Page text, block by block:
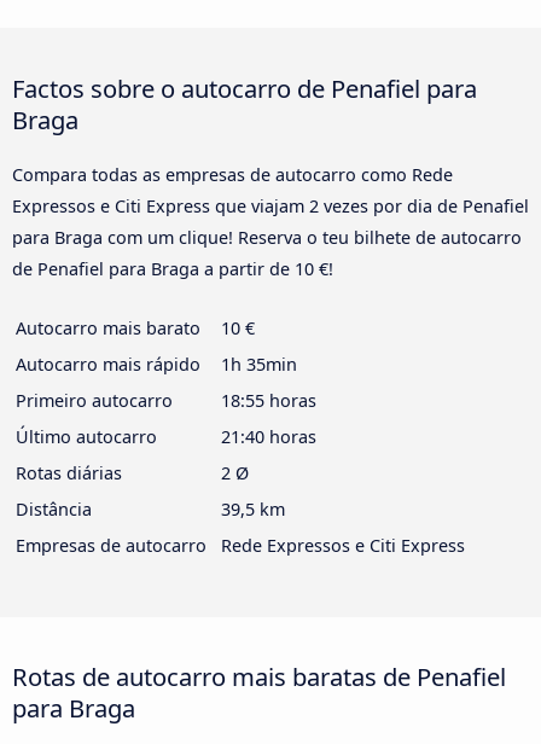
Factos sobre o autocarro de Penafiel para
Braga
Compara todas as empresas de autocarro como Rede
Expressos e Citi Express que viajam 2 vezes por dia de Penafiel
para Braga com um clique! Reserva o teu bilhete de autocarro
de Penafiel para Braga a partir de 10 €!
Autocarro mais barato
10 €
Autocarro mais rápido
1h 35min
Primeiro autocarro
18:55 horas
Último autocarro
21:40 horas
Rotas diárias
2 Ø
Distância
39,5 km
Empresas de autocarro
Rede Expressos e Citi Express
Rotas de autocarro mais baratas de Penafiel
para Braga